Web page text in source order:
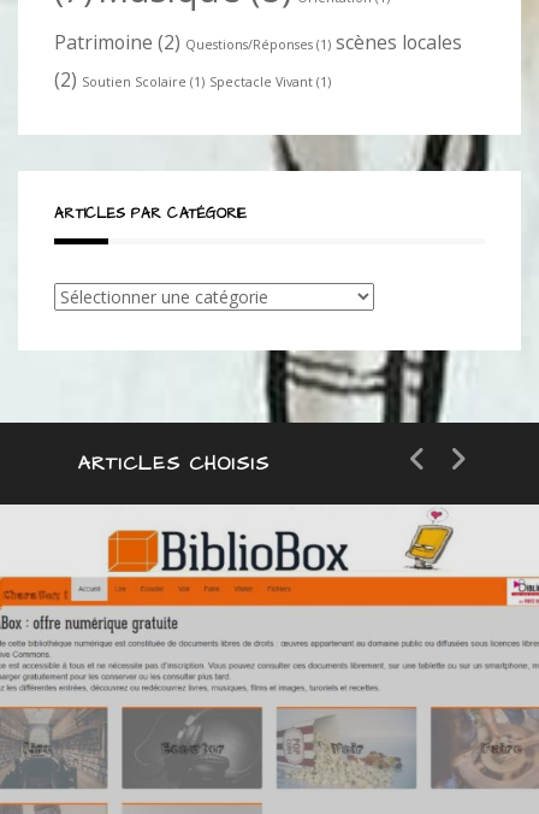
Patrimoine (2) Questions/Réponses (1) scènes locales
(2) Soutien Scolaire (1) Spectacle Vivant (1)
ARTICLES PAR CATÉGORIE
Articles
ARTICLES CHOISIS